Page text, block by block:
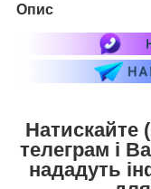
Опис
Натискайте
телеграм і
нададуть